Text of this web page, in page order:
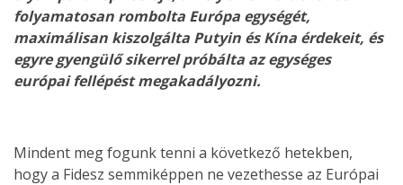
folyamatosan rombolta Európa egységét,
maximálisan kiszolgálta Putyin és Kína érdekeit, és
egyre gyengülő sikerrel próbálta az egységes
európai fellépést megakadályozni.
Mindent meg fogunk tenni a következő hetekben,
hogy a Fidesz semmiképpen ne vezethesse az Európai